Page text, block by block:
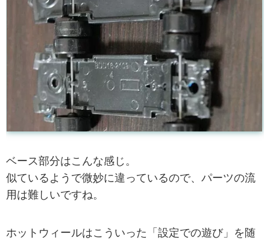
ベース部分はこんな感じ。
似ているようで微妙に違っているので、パーツの流
用は難しいですね。
ホットウィールはこういった「設定での遊び」を随